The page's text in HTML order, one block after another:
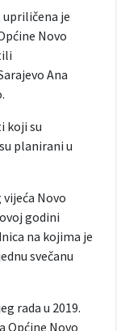
upriličena je
Novo
Ana
koji su
planirani u
Novo
godini
na kojima je
svečanu
rada u 2019.
Općine Novo